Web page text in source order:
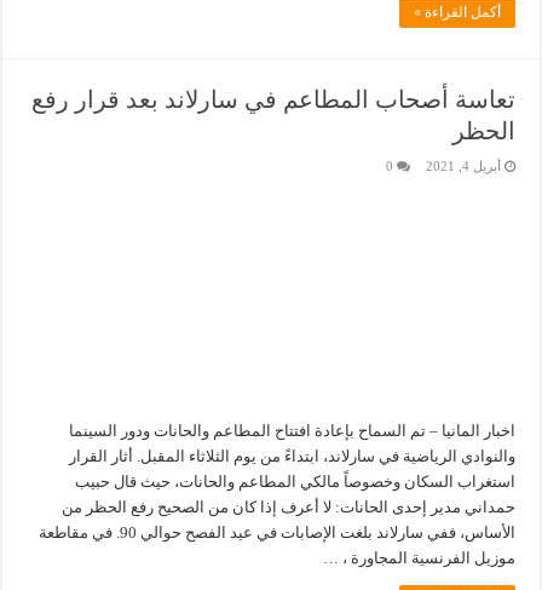
أكمل القراءة »
تعاسة أصحاب المطاعم في سارلاند بعد قرار رفع
الحظر
أبريل 4, 2021 0
اخبار المانيا – تم السماح بإعادة افتتاح المطاعم والحانات ودور السينما
والنوادي الرياضية في سارلاند، ابتداءً من يوم الثلاثاء المقبل. أثار القرار
استغراب السكان وخصوصاً مالكي المطاعم والحانات، حيث قال حبيب
حمداني مدير إحدى الحانات: لا أعرف إذا كان من الصحيح رفع الحظر من
الأساس، ففي سارلاند بلغت الإصابات في عيد الفصح حوالي 90. في مقاطعة
موزيل الفرنسية المجاورة ، …